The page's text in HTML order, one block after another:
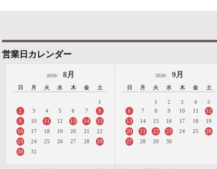
営業日カレンダー
2026/ 8月
日 月 火 水 木 金 土
1
2
3 4 5 6 7
8
9
10 11 12 13 14
15
16
17 18 19 20 21
22
23
24 25 26 27 28
29
30
31
2026/ 9月
日 月 火 水 木 金 土
1 2 3 4
5
6
7 8 9 10 11
12
13
14 15 16 17 18
19
20
21 22 23 24 25
26
27
28 29 30